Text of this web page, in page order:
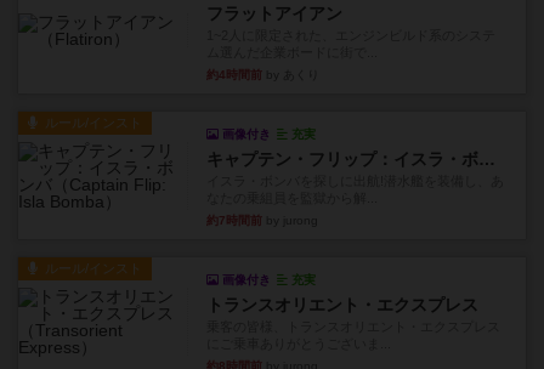
フラットアイアン
約4時間前
ルール/インスト
画像付き 充実
キャプテン・フリップ：イスラ・ボンバ
約7時間前
ルール/インスト
画像付き 充実
トランスオリエント・エクスプレス
約8時間前